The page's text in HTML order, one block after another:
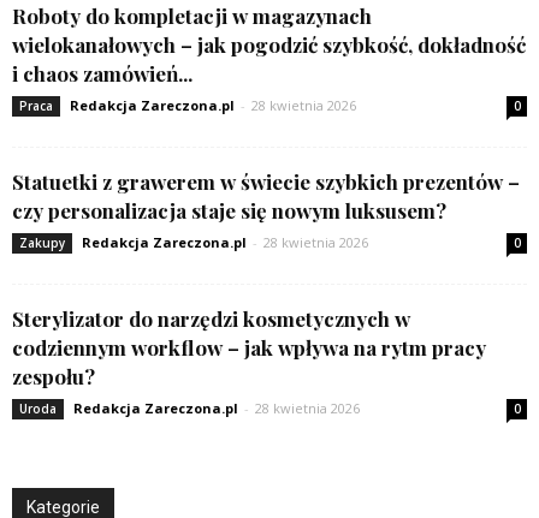
Roboty do kompletacji w magazynach
wielokanałowych – jak pogodzić szybkość, dokładność
i chaos zamówień...
Praca Redakcja Zareczona.pl - 28 kwietnia 2026 0
Statuetki z grawerem w świecie szybkich prezentów –
czy personalizacja staje się nowym luksusem?
Zakupy Redakcja Zareczona.pl - 28 kwietnia 2026 0
Sterylizator do narzędzi kosmetycznych w
codziennym workflow – jak wpływa na rytm pracy
zespołu?
Uroda Redakcja Zareczona.pl - 28 kwietnia 2026 0
Kategorie